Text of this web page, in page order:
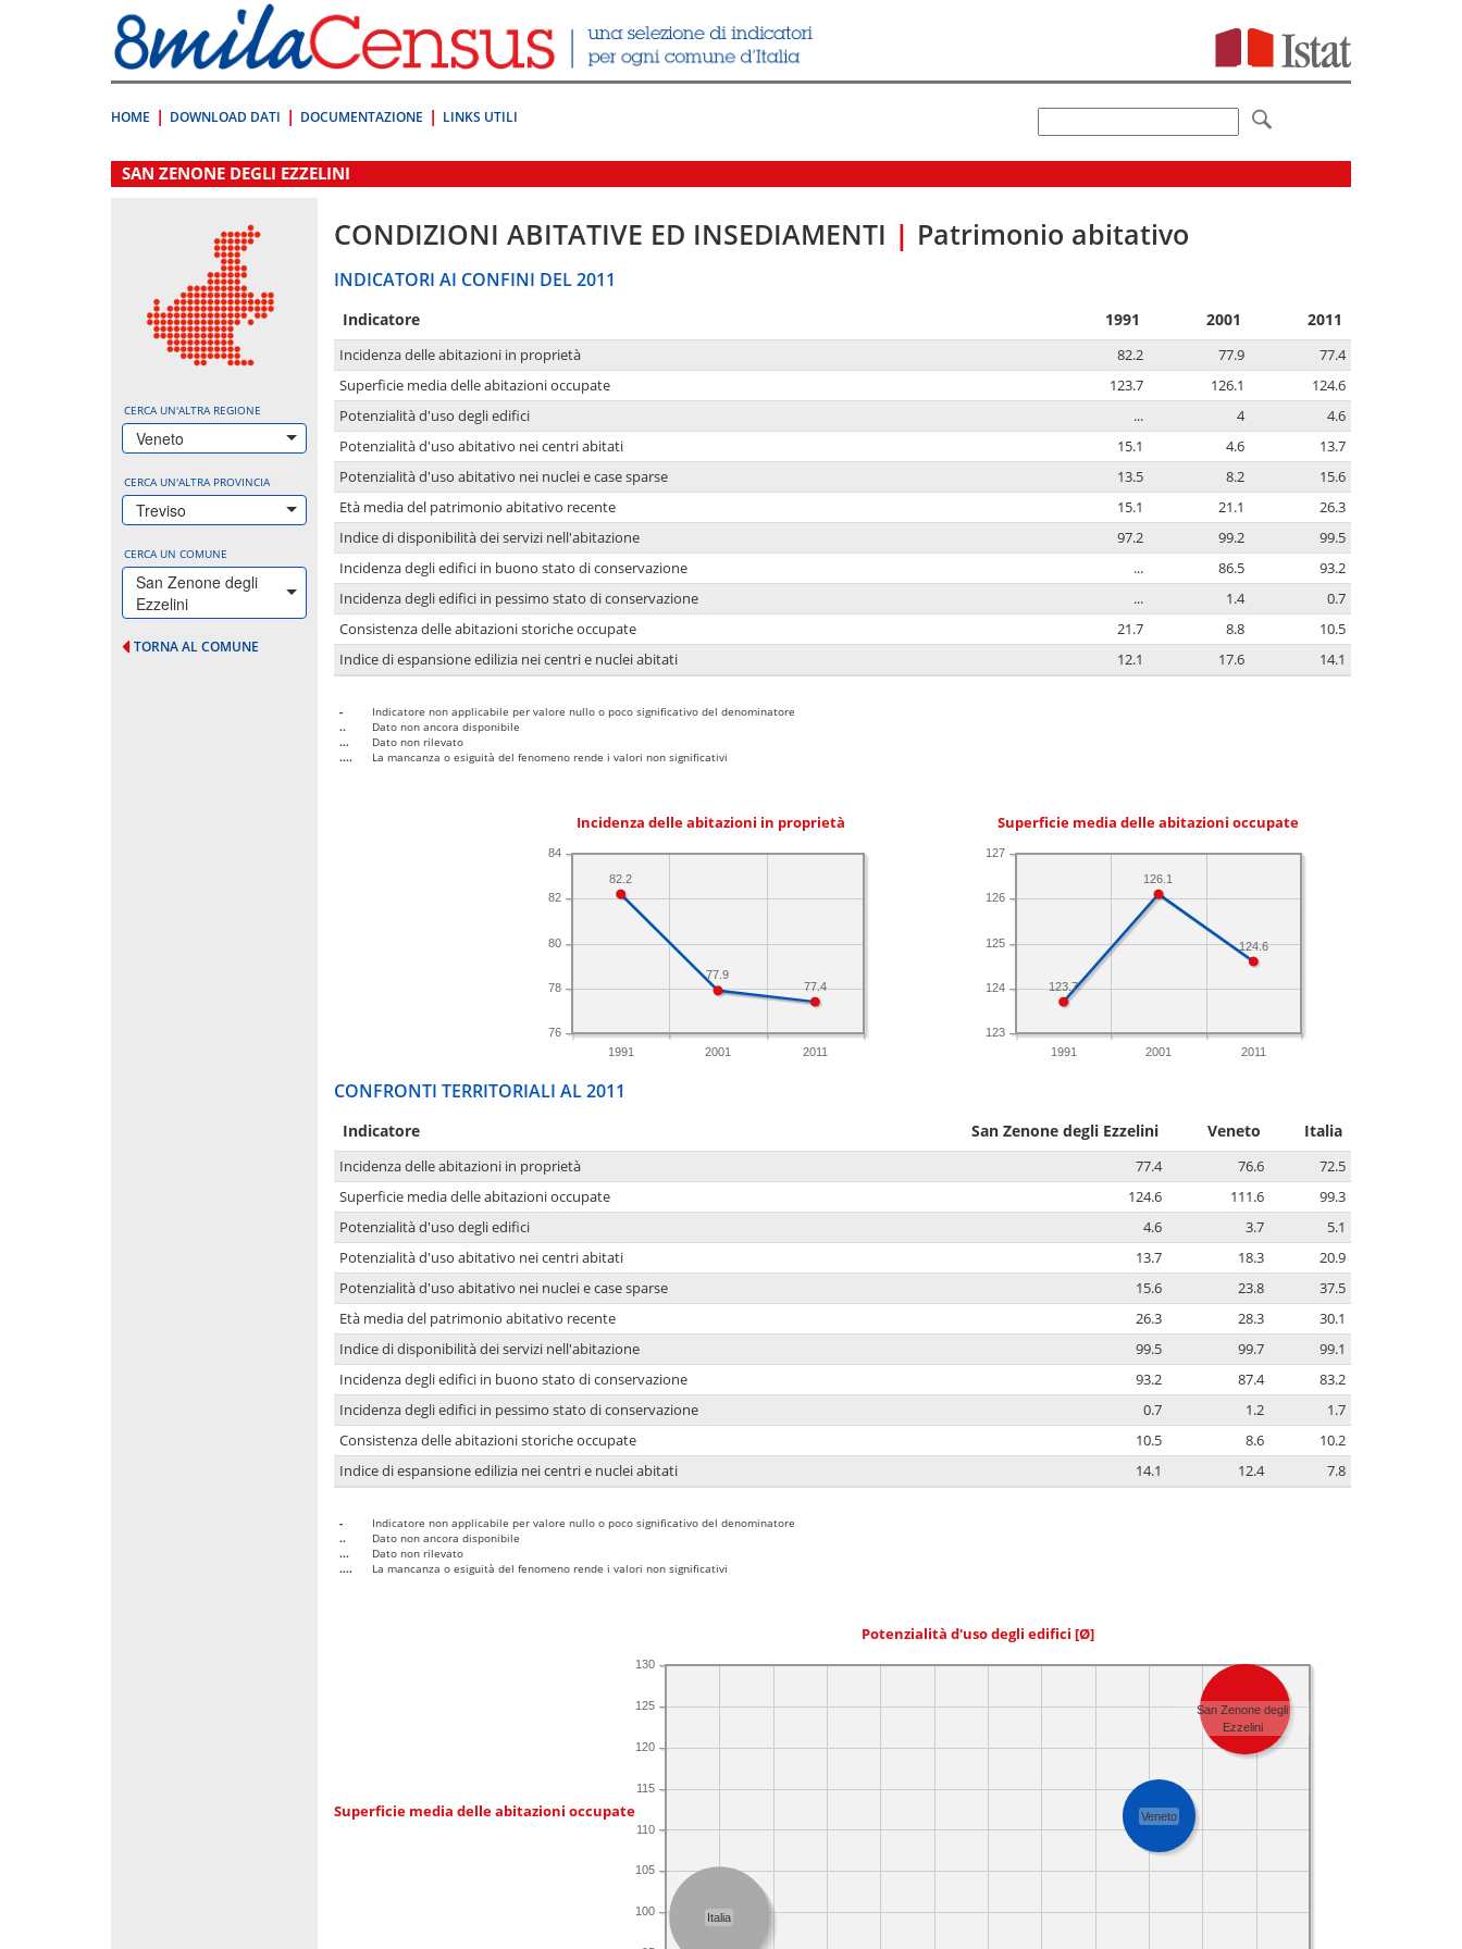
direttamente
a:
Contenuto
HOME DOWNLOAD DATI DOCUMENTAZIONE LINKS UTILI
.
SAN ZENONE DEGLI EZZELINI
CERCA UN'ALTRA REGIONE
Veneto
CERCA UN'ALTRA PROVINCIA
Treviso
CERCA UN COMUNE
San Zenone degli
Ezzelini
TORNA AL COMUNE
CONDIZIONI ABITATIVE ED INSEDIAMENTI | Patrimonio abitativo
INDICATORI AI CONFINI DEL 2011
Indicatore 1991 2001 2011
Incidenza delle abitazioni in proprietà 82.2 77.9
77.4
Superficie media delle abitazioni occupate
123.7 126.1
124.6
Potenzialità d'uso degli edifici
... 4
4.6
Potenzialità d'uso abitativo nei centri abitati
15.1 4.6
13.7
Potenzialità d'uso abitativo nei nuclei e case sparse
13.5 8.2
15.6
Età media del patrimonio abitativo recente
15.1 21.1
26.3
Indice di disponibilità dei servizi nell'abitazione
97.2 99.2
99.5
Incidenza degli edifici in buono stato di conservazione
... 86.5
93.2
Incidenza degli edifici in pessimo stato di conservazione
... 1.4
0.7
Consistenza delle abitazioni storiche occupate
21.7 8.8
10.5
Indice di espansione edilizia nei centri e nuclei abitati
12.1 17.6 14.1
-
Indicatore non applicabile per valore nullo o poco significativo del denominatore
..
Dato non ancora disponibile
...
Dato non rilevato
....
La mancanza o esiguità del fenomeno rende i valori non significativi
Incidenza delle abitazioni in proprietà
1991 2001 2011
76
78
80
82
84
77.4
77.9
82.2
Superficie media delle abitazioni occupate
1991 2001 2011
123
124
125
126
127
124.6
126.1
123.7
CONFRONTI TERRITORIALI AL 2011
Indicatore San Zenone degli Ezzelini Veneto Italia
Incidenza delle abitazioni in proprietà 77.4 76.6
72.5
Superficie media delle abitazioni occupate
124.6 111.6
99.3
Potenzialità d'uso degli edifici
4.6 3.7
5.1
Potenzialità d'uso abitativo nei centri abitati
13.7 18.3
20.9
Potenzialità d'uso abitativo nei nuclei e case sparse
15.6 23.8
37.5
Età media del patrimonio abitativo recente
26.3 28.3
30.1
Indice di disponibilità dei servizi nell'abitazione
99.5 99.7
99.1
Incidenza degli edifici in buono stato di conservazione
93.2 87.4
83.2
Incidenza degli edifici in pessimo stato di conservazione
0.7 1.2
1.7
Consistenza delle abitazioni storiche occupate
10.5 8.6
10.2
Indice di espansione edilizia nei centri e nuclei abitati
14.1 12.4 7.8
-
Indicatore non applicabile per valore nullo o poco significativo del denominatore
..
Dato non ancora disponibile
...
Dato non rilevato
....
La mancanza o esiguità del fenomeno rende i valori non significativi
Potenzialità d'uso degli edifici [Ø]
Superficie media delle abitazioni occupate
100
105
110
115
120
125
130
Italia
San Zenone degli
Ezzelini
Veneto